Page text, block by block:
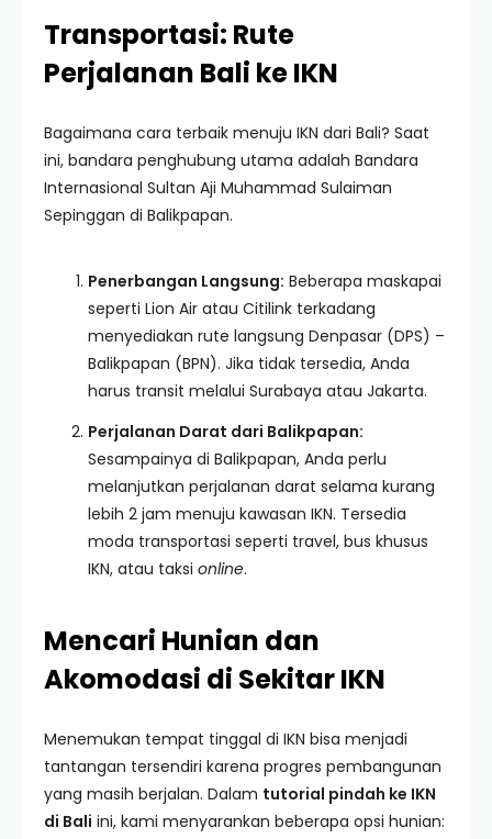
Transportasi: Rute
Perjalanan Bali ke IKN
Bagaimana cara terbaik menuju IKN dari Bali? Saat
ini, bandara penghubung utama adalah Bandara
Internasional Sultan Aji Muhammad Sulaiman
Sepinggan di Balikpapan.
Penerbangan Langsung: Beberapa maskapai
seperti Lion Air atau Citilink terkadang
menyediakan rute langsung Denpasar (DPS) –
Balikpapan (BPN). Jika tidak tersedia, Anda
harus transit melalui Surabaya atau Jakarta.
Perjalanan Darat dari Balikpapan:
Sesampainya di Balikpapan, Anda perlu
melanjutkan perjalanan darat selama kurang
lebih 2 jam menuju kawasan IKN. Tersedia
moda transportasi seperti travel, bus khusus
IKN, atau taksi online.
Mencari Hunian dan
Akomodasi di Sekitar IKN
Menemukan tempat tinggal di IKN bisa menjadi
tantangan tersendiri karena progres pembangunan
yang masih berjalan. Dalam tutorial pindah ke IKN
di Bali ini, kami menyarankan beberapa opsi hunian: